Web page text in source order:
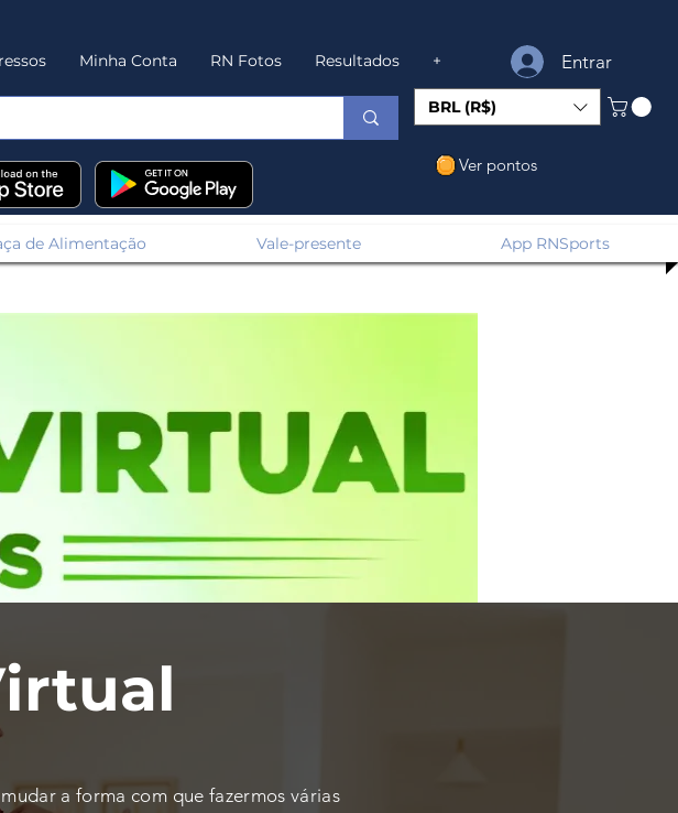
Minha Conta RN Fotos Resultados + Entrar
BRL (R$)
Ver pontos
de Alimentação Vale-presente App RNSports
a forma com que fazermos várias